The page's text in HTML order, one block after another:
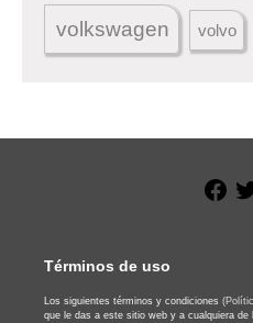
volkswagen volvo
Términos de uso
Los siguientes términos y condiciones
que le das a este sitio web y a cualquiera